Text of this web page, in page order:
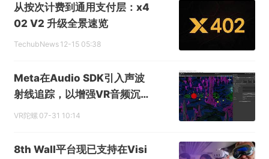
从按次计费到通用支付层：x4
02 V2 升级全景速览
TechubNews 12-15 05:38
Meta在Audio SDK引入声波
射线追踪，以增强VR音频沉浸
感
VR陀螺 07-31 10:14
8th Wall平台现已支持在Visi